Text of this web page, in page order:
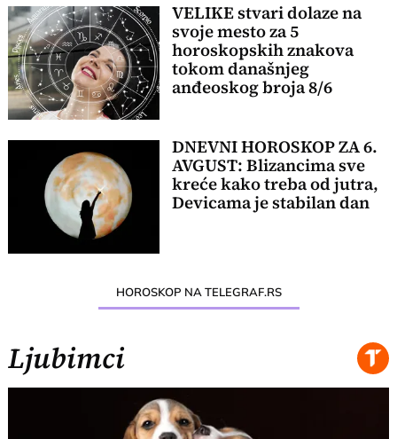
VELIKE stvari dolaze na
svoje mesto za 5
horoskopskih znakova
tokom današnjeg
anđeoskog broja 8/6
DNEVNI HOROSKOP ZA 6.
AVGUST: Blizancima sve
kreće kako treba od jutra,
Devicama je stabilan dan
HOROSKOP NA TELEGRAF.RS
Ljubimci